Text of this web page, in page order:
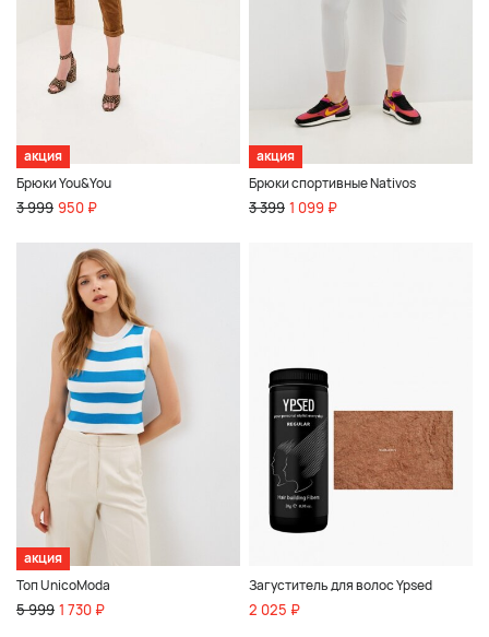
акция
Брюки You&You
3 999 950 ₽
акция
Брюки спортивные Nativos
3 399 1 099 ₽
акция
Топ UnicoModa
5 999 1 730 ₽
Загуститель для волос Ypsed
2 025 ₽